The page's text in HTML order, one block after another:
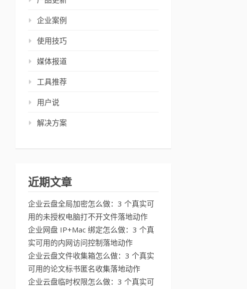
企业案例
使用技巧
媒体报道
工具推荐
用户说
解决方案
近期文章
企业云盘全局加密怎么做：3 个真实可
用的未授权电脑打不开文件落地动作
企业网盘 IP+Mac 绑定怎么做：3 个真
实可用的内网访问控制落地动作
企业云盘文件收集箱怎么做：3 个真实
可用的论文标书匿名收集落地动作
企业云盘临时权限怎么做：3 个真实可